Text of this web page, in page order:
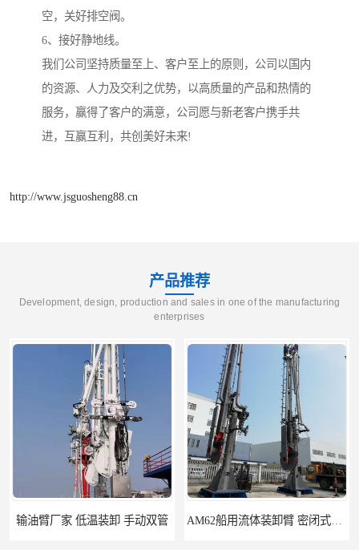
空，关好排空阀。
6、接好静地线。
我们公司坚持质量至上、客户至上的原则，公司以国内
的资源、人力及交利之优势，以高质量的产品和热情的
服务，赢得了客户的满意，公司愿与新老客户携手共
进，互赢互利，共创美好未来!
http://www.jsguosheng88.cn
产品推荐
Development, design, production and sales in one of the manufacturing
enterprises
输油臂厂家 低温装卸 手动双管